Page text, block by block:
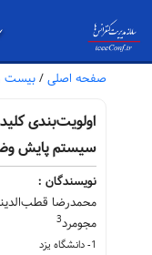
صفحه اصلی / بیست
اولویت‌بندی
سیستم پایش
نویسندگان :
محمدرضا
مجومرد3
1- دانشگاه یزد